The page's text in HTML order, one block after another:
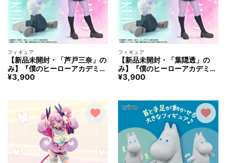
フィギュア
【新品未開封・「芦戸三奈」の
み】『僕のヒーローアカデミ
ア』 GLITTER&GLAMOURS -T
¥3,900
フィギュア
【新品未開封・「葉隠透」の
み】『僕のヒーローアカデミ
ア』 GLITTER&GLAMOURS -T
¥3,900